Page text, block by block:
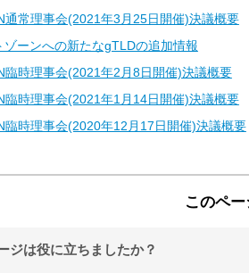
通常理事会(2021年3月25日開催)決議概要
ゾーンへの新たなgTLDの追加情報
臨時理事会(2021年2月8日開催)決議概要
臨時理事会(2021年1月14日開催)決議概要
臨時理事会(2020年12月17日開催)決議概要
このペ
ジは役に立ちましたか？